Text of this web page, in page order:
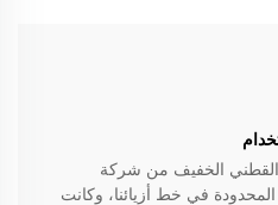
القطني الخفيف من شركة
في خط أزيائنا، وكانت